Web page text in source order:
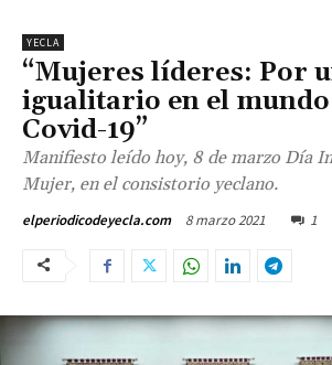
YECLA
“Mujeres líderes: Por
igualitario en el mundo
Covid-19”
Manifiesto leído hoy, 8 de marzo Día
Mujer, en el consistorio yeclano.
elperiodicodeyecla.com 8 marzo 2021 1